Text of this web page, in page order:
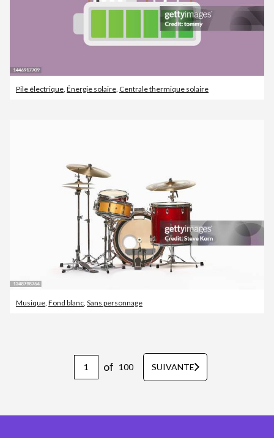
Pile électrique, Énergie solaire, Centrale thermique solaire
Musique Fond blanc Sans personnage
of 100 SUIVANTE